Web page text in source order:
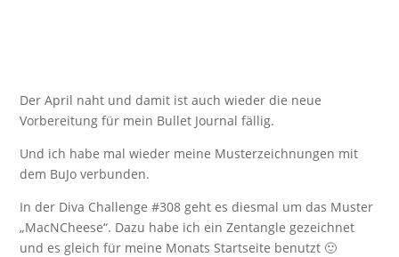
Der April naht und damit ist auch wieder die neue
Vorbereitung für mein Bullet Journal fällig.
Und ich habe mal wieder meine Musterzeichnungen mit
dem BuJo verbunden.
In der Diva Challenge #308 geht es diesmal um das Muster
„MacNCheese“. Dazu habe ich ein Zentangle gezeichnet
und es gleich für meine Monats Startseite benutzt 🙂